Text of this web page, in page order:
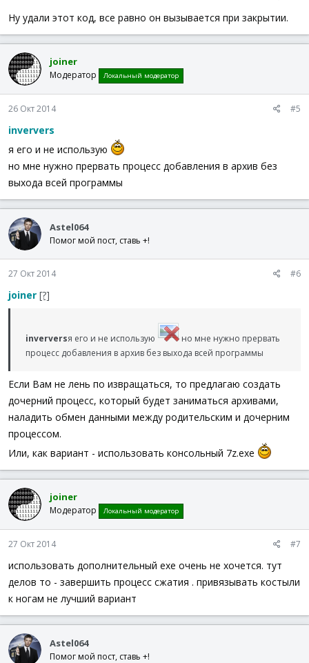
Ну удали этот код, все равно он вызывается при закрытии.
joiner
Модератор Локальный модератор
26 Окт 2014 #5
inververs
я его и не использую
но мне нужно прервать процесс добавления в архив без
выхода всей программы
Astel064
Помог мой пост, ставь +!
27 Окт 2014 #6
joiner [?]
inverversя его и не использую
но мне нужно прервать
процесс добавления в архив без выхода всей программы
Если Вам не лень по извращаться, то предлагаю создать
дочерний процесс, который будет заниматься архивами,
наладить обмен данными между родительским и дочерним
процессом.
Или, как вариант - использовать консольный 7z.exe
joiner
Модератор Локальный модератор
27 Окт 2014 #7
использовать дополнительный exe очень не хочется. тут
делов то - завершить процесс сжатия . привязывать костыли
к ногам не лучший вариант
Astel064
Помог мой пост, ставь +!